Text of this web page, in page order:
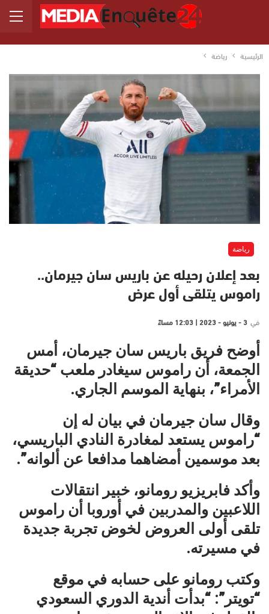
الرئيسية رياضة
رياضة
بعد إعلان رحيله عن باريس سان جيرمان..
راموس يتلقى أول عرض
في 3 - يونيو - 2023 | 12:03 مساءً
أوضح فريق باريس سان جيرمان، أمس
الجمعة، أن راموس سيغادر ملعب “حديقة
الأمراء”، بنهاية الموسم الجاري.
وقال سان جيرمان في بيان له إن
“راموس يستعد لمغادرة النادي الباريسي،
بعد موسمين أمضاهما مدافعا عن ألوانه”.
وأكد فابريزيو رومانو، خبير انتقالات
اللاعبين والمدربين في أوروبا أن راموس
تلقى أولى العروض لخوض تجربة جديدة
في مسيرته.
وكتب رومانو على حسابه في موقع
“تويتر”: “بدأت أندية الدوري السعودي